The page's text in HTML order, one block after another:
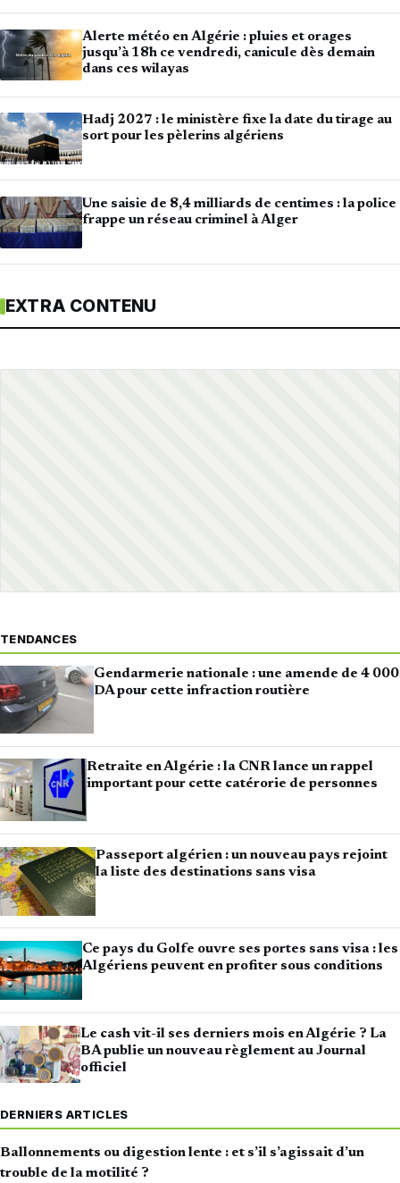
Alerte météo en Algérie : pluies et orages
jusqu’à 18h ce vendredi, canicule dès demain
dans ces wilayas
Hadj 2027 : le ministère fixe la date du tirage au
sort pour les pèlerins algériens
Une saisie de 8,4 milliards de centimes : la police
frappe un réseau criminel à Alger
EXTRA CONTENU
TENDANCES
Gendarmerie nationale : une amende de 4 000
DA pour cette infraction routière
Retraite en Algérie : la CNR lance un rappel
important pour cette catérorie de personnes
Passeport algérien : un nouveau pays rejoint
la liste des destinations sans visa
Ce pays du Golfe ouvre ses portes sans visa : les
Algériens peuvent en profiter sous conditions
Le cash vit-il ses derniers mois en Algérie ? La
BA publie un nouveau règlement au Journal
officiel
DERNIERS ARTICLES
Ballonnements ou digestion lente : et s’il s’agissait d’un
trouble de la motilité ?